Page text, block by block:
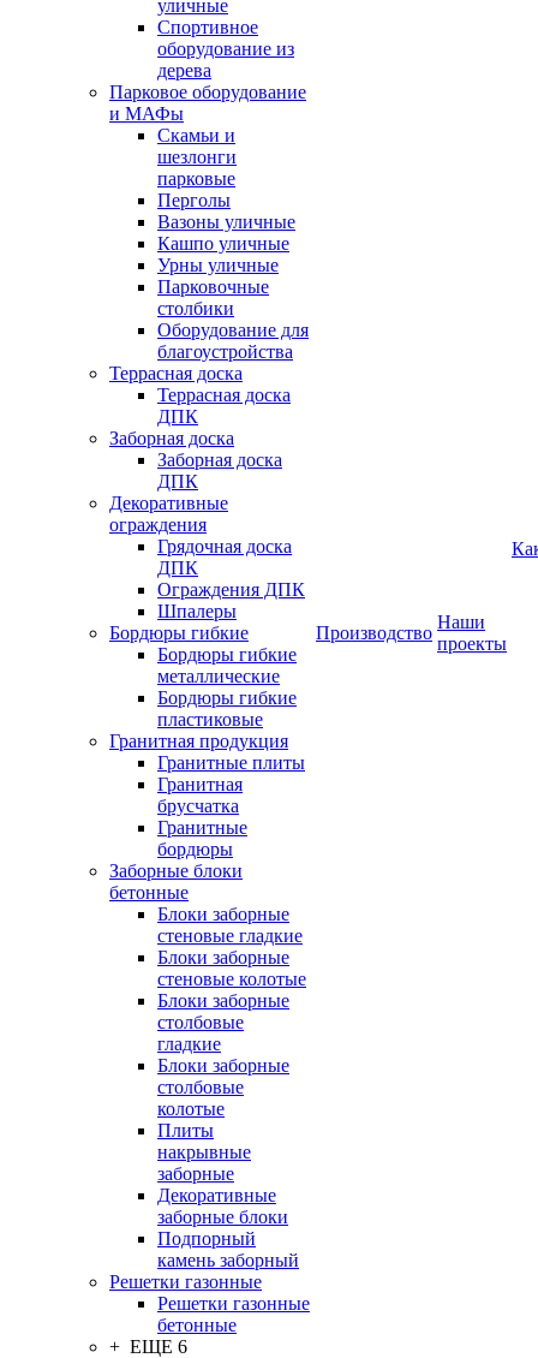
уличные
Спортивное
оборудование из
дерева
Парковое оборудование
и МАФы
Скамьи и
шезлонги
парковые
Перголы
Вазоны уличные
Кашпо уличные
Урны уличные
Парковочные
столбики
Оборудование для
благоустройства
Террасная доска
Террасная доска
ДПК
Заборная доска
Заборная доска
ДПК
Декоративные
ограждения
Грядочная доска
ДПК
Ограждения ДПК
Шпалеры
Бордюры гибкие
Бордюры гибкие
металлические
Бордюры гибкие
пластиковые
Гранитная продукция
Гранитные плиты
Гранитная
брусчатка
Гранитные
бордюры
Заборные блоки
бетонные
Блоки заборные
стеновые гладкие
Блоки заборные
стеновые колотые
Блоки заборные
столбовые
гладкие
Блоки заборные
столбовые
колотые
Плиты
накрывные
заборные
Декоративные
заборные блоки
Подпорный
камень заборный
Решетки газонные
Решетки газонные
бетонные
+ ЕЩЕ 6
Производство
Наши
проекты